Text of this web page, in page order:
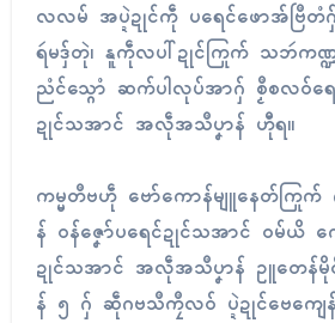
လလမ် အပ္ဍဲဍုၚ်ကဵု ပရေၚ်ဖောအ်ဗြဳတံ
ရဴမဒှ်တုဲ၊ နူကဵုလပါ်ဍုၚ်ကြုက် သဘဴက
ညံၚ်သ္ဂောံ ဆက်ပါလုပ်အာဂှ် စၟဳစလဝ်ရေ
ဍုၚ်သအာၚ် အလဵုအသဳပၞာန် ဟီုရ။
ကမ္မတဳဗဟဵု ဗော်ကောန်မျူနေတ်ကြုက်
န် ဝန်ဇၞော်ပရေၚ်ဍုၚ်သအာၚ် ဝမ်ယိ က
ဍုၚ်သအာၚ် အလဵုအသဳပၞာန် ဥူတေန်မို
န် ၅ ဂှ် ဆဵုဂဗသဳကၠဳလဝ် ပ္ဍဲဍုၚ်ဗေကျ